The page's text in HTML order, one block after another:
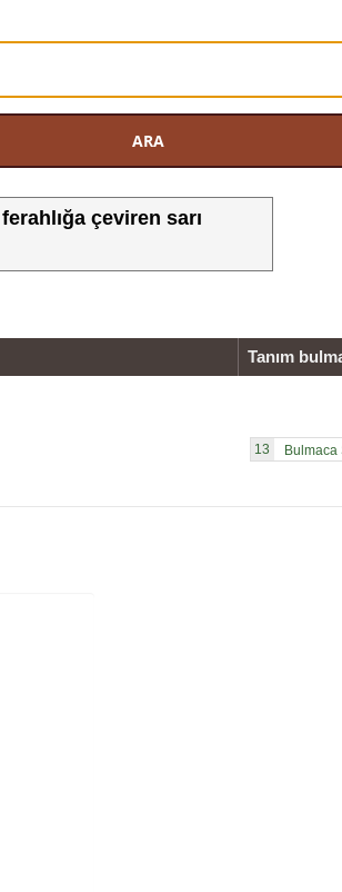
ARA
çeviren sarı
Tanım
13